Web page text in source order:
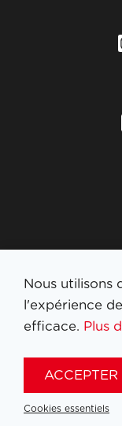
Nous utilisons
l'expérience
efficace. Plus
ACCEPTER
Cookies essentiels